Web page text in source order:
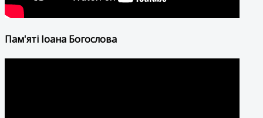
Пам'яті Іоана Богослова